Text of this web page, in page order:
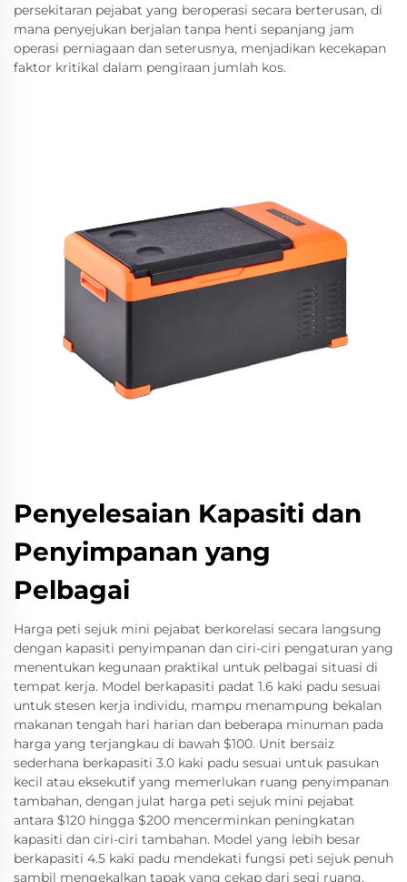
persekitaran pejabat yang beroperasi secara berterusan, di
mana penyejukan berjalan tanpa henti sepanjang jam
operasi perniagaan dan seterusnya, menjadikan kecekapan
faktor kritikal dalam pengiraan jumlah kos.
Penyelesaian Kapasiti dan
Penyimpanan yang
Pelbagai
Harga peti sejuk mini pejabat berkorelasi secara langsung
dengan kapasiti penyimpanan dan ciri-ciri pengaturan yang
menentukan kegunaan praktikal untuk pelbagai situasi di
tempat kerja. Model berkapasiti padat 1.6 kaki padu sesuai
untuk stesen kerja individu, mampu menampung bekalan
makanan tengah hari harian dan beberapa minuman pada
harga yang terjangkau di bawah $100. Unit bersaiz
sederhana berkapasiti 3.0 kaki padu sesuai untuk pasukan
kecil atau eksekutif yang memerlukan ruang penyimpanan
tambahan, dengan julat harga peti sejuk mini pejabat
antara $120 hingga $200 mencerminkan peningkatan
kapasiti dan ciri-ciri tambahan. Model yang lebih besar
berkapasiti 4.5 kaki padu mendekati fungsi peti sejuk penuh
sambil mengekalkan tapak yang cekap dari segi ruang,